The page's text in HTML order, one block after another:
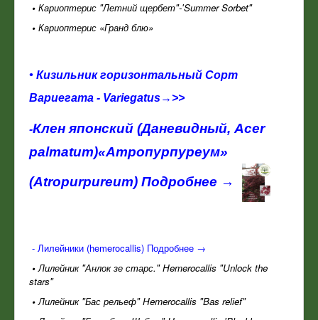
• Кариоптерис "Летний щербет"-'Summer Sorbet"
• Кариоптерис «Гранд блю»
• Кизильник горизонтальный Сорт
Вариегата - Variegatus→>>
-Клен японский (Даневидный, Acer
palmatum)«Атропурпуреум»
(Atropurpureum) Подробнее →
- Лилейники (hemerocallis) Подробнее →
•Лилейник "Анлок зе старс."Hemerocallis "Unlock the
stars"
•Лилейник "Бас рельеф"Hemerocallis "Bas relief"